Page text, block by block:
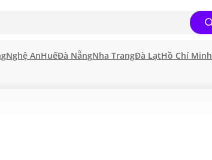
Nghệ AnHuếĐà NẵngNha TrangĐà LạtHồ Chí Minh